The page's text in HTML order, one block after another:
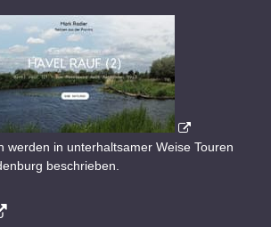
werden in unterhaltsamer Weise Touren
beschrieben.